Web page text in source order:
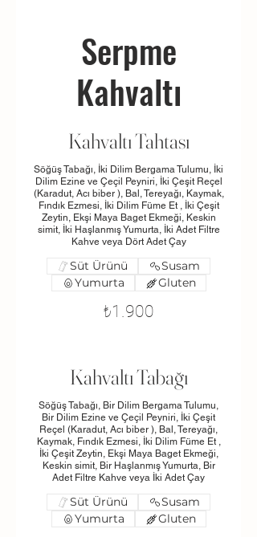
Serpme
Kahvaltı
Kahvaltı Tahtası
Söğüş Tabağı, İki Dilim Bergama Tulumu, İki
Dilim Ezine ve Çeçil Peyniri, İki Çeşit Reçel
(Karadut, Acı biber ), Bal, Tereyağı, Kaymak,
Fındık Ezmesi, İki Dilim Füme Et , İki Çeşit
Zeytin, Ekşi Maya Baget Ekmeği, Keskin
simit, İki Haşlanmış Yumurta, İki Adet Filtre
Kahve veya Dört Adet Çay
₺1.900
Süt Ürünü
Susam
Yumurta
Gluten
Kahvaltı Tabağı
Söğüş Tabağı, Bir Dilim Bergama Tulumu,
Bir Dilim Ezine ve Çeçil Peyniri, İki Çeşit
Reçel (Karadut, Acı biber ), Bal, Tereyağı,
Kaymak, Fındık Ezmesi, İki Dilim Füme Et ,
İki Çeşit Zeytin, Ekşi Maya Baget Ekmeği,
Keskin simit, Bir Haşlanmış Yumurta, Bir
Adet Filtre Kahve veya İki Adet Çay
Süt Ürünü
Susam
Yumurta
Gluten